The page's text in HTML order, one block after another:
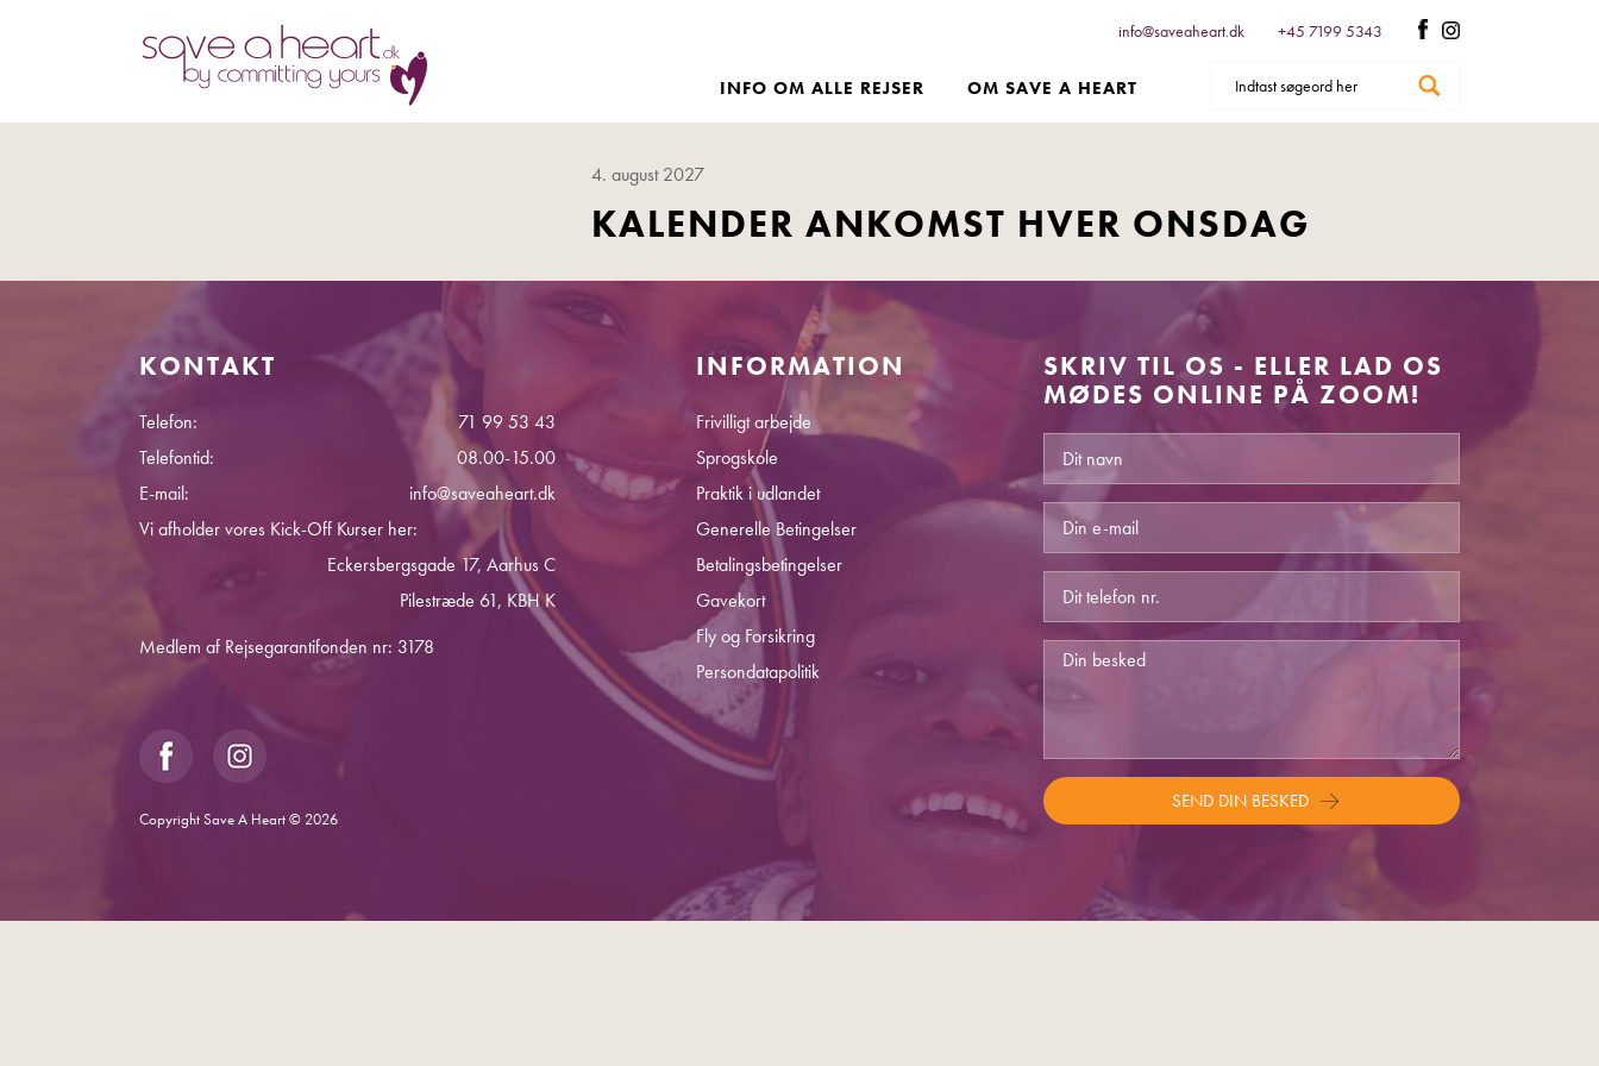
info@saveaheart.dk +45 7199 5343
INFO OM ALLE REJSER OM SAVE A HEART
4. august 2027
KALENDER ANKOMST HVER ONSDAG
KONTAKT
Telefon:
71 99 53 43
Telefontid:
08.00-15.00
E-mail:
info@saveaheart.dk
Vi afholder vores Kick-Off Kurser her:
Eckersbergsgade 17, Aarhus C
Pilestræde 61, KBH K
Medlem af Rejsegarantifonden nr: 3178
INFORMATION
Frivilligt arbejde
Sprogskole
Praktik i udlandet
Generelle Betingelser
Betalingsbetingelser
Gavekort
Fly og Forsikring
Persondatapolitik
SKRIV TIL OS - ELLER LAD OS
MØDES ONLINE PÅ ZOOM!
SEND DIN BESKED
Copyright Save A Heart © 2026